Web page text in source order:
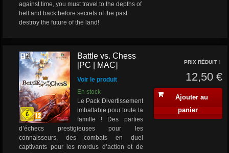
against time, you must travel to the depths of
hell and back before secrets of the past
destroy the future of the land!
Battle vs. Chess
[PC | MAC]
Voir le produit
En stock
Le Pack Divertissement
imbattable pour toute la
famille ! Des parties
d’échecs prestigieuses pour les
connaisseurs, des combats en duel
captivants pour les mordus d’action et de
PRIX RÉDUIT !
12,50 €
Ajouter au
panier